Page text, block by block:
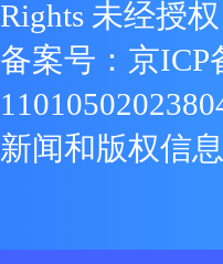
Rights 未经授
备案号： 京ICP
新闻和版权信